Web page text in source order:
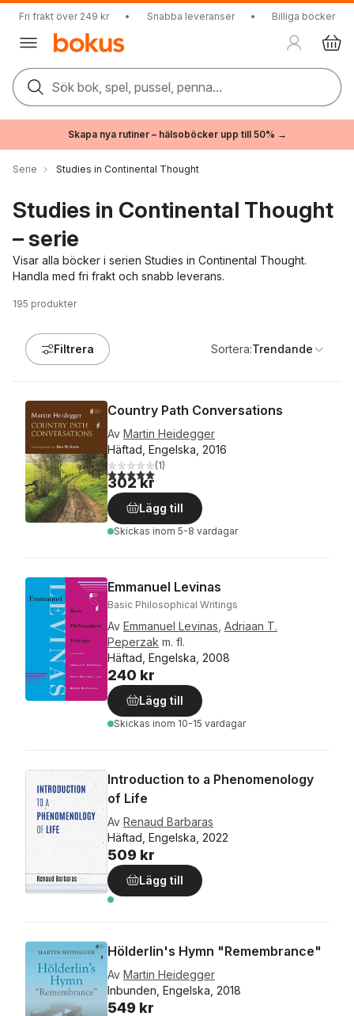
Fri frakt över 249 kr • Snabba leveranser • Billiga böcker
Sök bok, spel, pussel, penna...
Skapa nya rutiner – hälsoböcker upp till 50% →
Serie Studies in Continental Thought
Studies in Continental Thought
– serie
Visar alla böcker i serien Studies in Continental Thought.
Handla med fri frakt och snabb leverans.
195 produkter
Filtrera Sortera:Trendande
Country Path Conversations
Av Martin Heidegger
Häftad, Engelska, 2016
5,0utav 5 stjärnor. Totalt antal röster:
(1)
302 kr
Lägg till
Skickas inom 5-8 vardagar
Emmanuel Levinas
Basic Philosophical Writings
Av Emmanuel Levinas Adriaan T.
Peperzak m. fl.
Häftad, Engelska, 2008
240 kr
Lägg till
Skickas inom 10-15 vardagar
Introduction to a Phenomenology
of Life
Av Renaud Barbaras
Häftad, Engelska, 2022
509 kr
Lägg till
Hölderlin's Hymn "Remembrance"
Av Martin Heidegger
Inbunden, Engelska, 2018
549 kr